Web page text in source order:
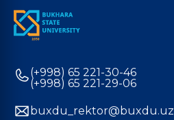
(+998) 65 221-30-46
(+998) 65 221-29-06
buxdu_rektor@buxdu.uz